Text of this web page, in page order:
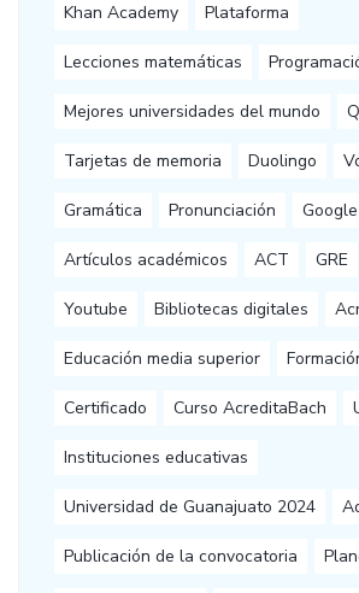
Khan Academy Plataforma
Lecciones matemáticas
Mejores universidades del mundo
Tarjetas de memoria Duolingo
Gramática Pronunciación
Artículos académicos ACT GRE
Youtube Bibliotecas digitales
Educación media superior
Certificado Curso AcreditaBach
Instituciones educativas
Universidad de Guanajuato 2024
Publicación de la convocatoria